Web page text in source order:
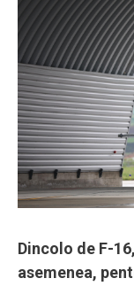
Dincolo de F-
asemenea,